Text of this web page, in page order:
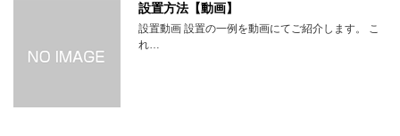
設置方法【動画】
設置動画 設置の一例を動画にてご紹介します。 こ
れ…